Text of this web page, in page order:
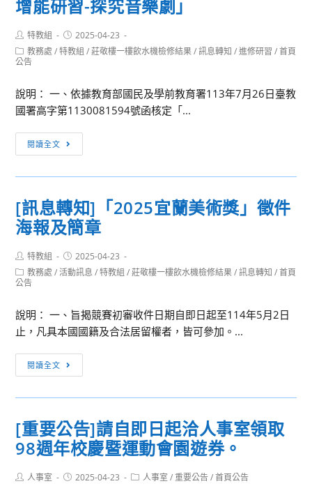
揭
曉
術
門
誰
早
餐
列
線
享
講
座
3」
增能研習-探究音樂劇」
Post
author:
特教組
Post
published:
2025-04-23
Post
category:
教務處 / 特教組 / 莊敬樓一樓飲水機檢修結果 / 訊息轉知 / 進修研習 / 首頁
公告
說明： 一、依據教育部國民及學前教育署113年7月26日臺教
國署高字第1130081594號函核定「...
閱讀全文
息
轉
「113
學
全
國
師
教
學
增
能
探
究
音
樂
[訊息轉知]「2025宜蘭美術獎」徵件
海報及簡章
Post
author:
特教組
Post
published:
2025-04-23
Post
category:
教務處 / 活動訊息 / 特教組 / 莊敬樓一樓飲水機檢修結果 / 訊息轉知 / 首頁
公告
說明： 一、旨揭競賽初審收件日期自即日起至114年5月2日
止，凡具本國國籍及合法居留權者，皆可參加。...
閱讀全文
息
轉
「2025
宜
美
[重要公告]請自即日起洽人事室領取
98週年校慶暨運動會園遊券。
Post人事室
Post2025-04-23
Post人事室 / 重要公告 / 首頁公告